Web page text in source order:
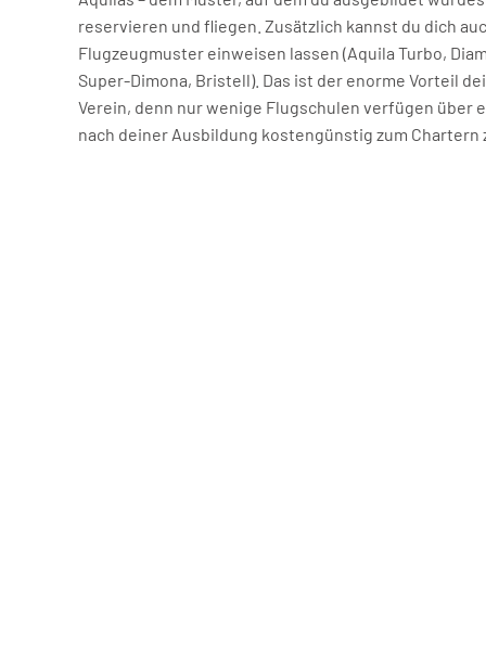
reservieren und fliegen. Zusätzlich kannst du dich
Flugzeugmuster einweisen lassen (Aquila Turbo,
Super-Dimona, Bristell). Das ist der enorme Vorteil
Verein, denn nur wenige Flugschulen verfügen über
nach deiner Ausbildung kostengünstig zum Chartern